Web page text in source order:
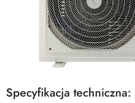
Specyfikacja techniczna: